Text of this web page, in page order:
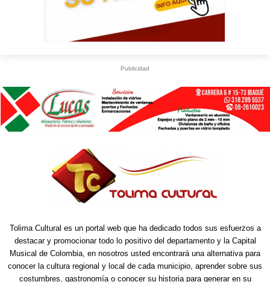
Publicidad
Tolima Cultural es un portal web que ha dedicado todos sus esfuerzos a
destacar y promocionar todo lo positivo del departamento y la Capital
Musical de Colombia, en nosotros usted encontrará una alternativa para
conocer la cultura regional y local de cada municipio, aprender sobre sus
costumbres, gastronomía o conocer su historia para generar en su